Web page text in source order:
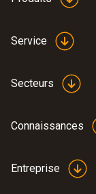
Service
Secteurs
Connaissances
Entreprise